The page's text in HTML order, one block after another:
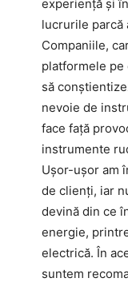
experiență și
lucrurile parcă
Companiile,
platformele pe
să
nevoie de
face față
instrumente
Ușor-ușor am
de clienți, iar
devină din ce
energie,
electrică. În
suntem